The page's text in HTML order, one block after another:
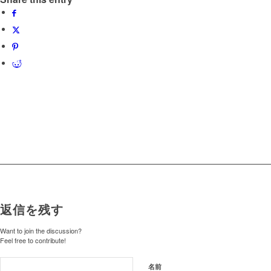
返信を残す
Want to join the discussion?
Feel free to contribute!
名前